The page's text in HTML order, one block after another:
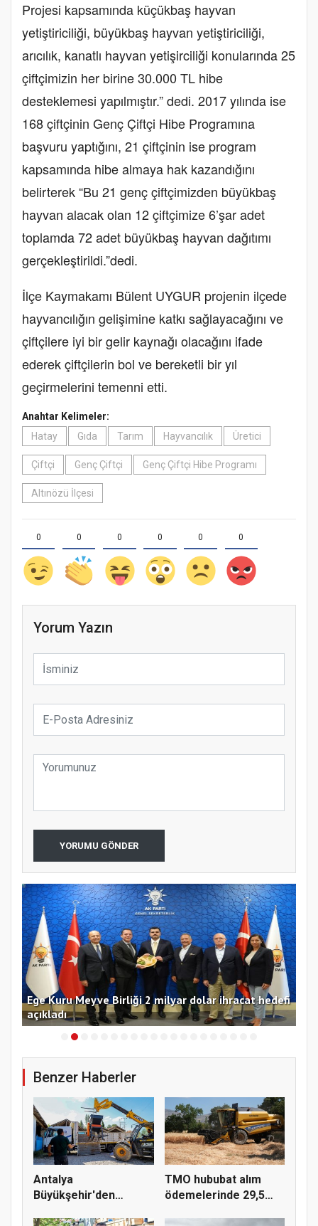
Projesi kapsamında küçükbaş hayvan
yetiştiriciliği, büyükbaş hayvan yetiştiriciliği,
arıcılık, kanatlı hayvan yetişirciliği konularında 25
çiftçimizin her birine 30.000 TL hibe
desteklemesi yapılmıştır.” dedi. 2017 yılında ise
168 çiftçinin Genç Çiftçi Hibe Programına
başvuru yaptığını, 21 çiftçinin ise program
kapsamında hibe almaya hak kazandığını
belirterek “Bu 21 genç çiftçimizden büyükbaş
hayvan alacak olan 12 çiftçimize 6’şar adet
toplamda 72 adet büyükbaş hayvan dağıtımı
gerçekleştirildi.”dedi.
İlçe Kaymakamı Bülent UYGUR projenin ilçede
hayvancılığın gelişimine katkı sağlayacağını ve
çiftçilere iyi bir gelir kaynağı olacağını ifade
ederek çiftçilerin bol ve bereketli bir yıl
geçirmelerini temenni etti.
Anahtar Kelimeler:
Hatay
Gıda Tarım Hayvancılık Üretici
Çiftçi Genç Çiftçi Genç Çiftçi Hibe Programı
Altınözü İlçesi
0 0 0 0 0 0
Yorum Yazın
YORUMU GÖNDER
Ege Kuru Meyve Birliği 2 milyar dolar ihracat hedefi
açıkladı
Benzer Haberler
Antalya
Büyükşehir'den
TMO hububat alım
ödemelerinde 29,5